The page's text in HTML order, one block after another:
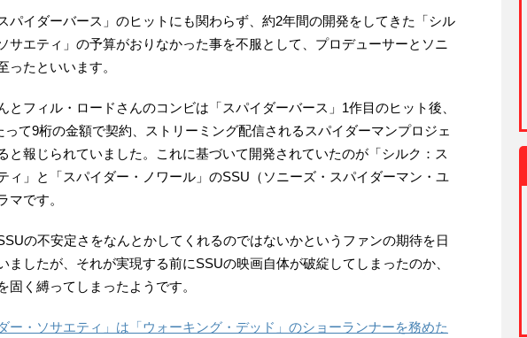
パイダーバース」のヒットにも関わらず、約2年間の開発をしてきた「シル
サエティ」の予算がおりなかった事を不服として、プロデューサーとソニ
ったといいます。
とフィル・ロードさんのコンビは「スパイダーバース」1作目のヒット後、
って9桁の金額で契約、ストリーミング配信されるスパイダーマンプロジェ
と報じられていました。これに基づいて開発されていたのが「シルク：ス
ィ」と「スパイダー・ノワール」のSSU（ソニーズ・スパイダーマン・ユ
マです。
の不安定さをなんとかしてくれるのではないかというファンの期待を日
ましたが、それが実現する前にSSUの映画自体が破綻してしまったのか、
固く縛ってしまったようです。
ー・ソサエティ」は「ウォーキング・デッド」のショーランナーを務めた